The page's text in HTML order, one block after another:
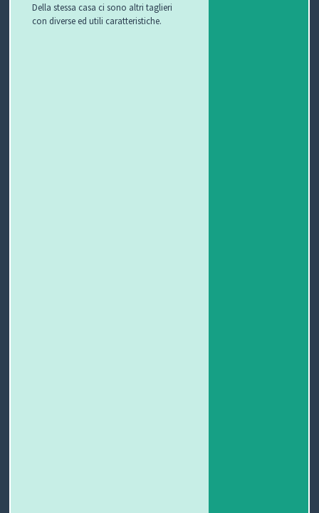
Della stessa casa ci sono altri taglieri
con diverse ed utili caratteristiche.